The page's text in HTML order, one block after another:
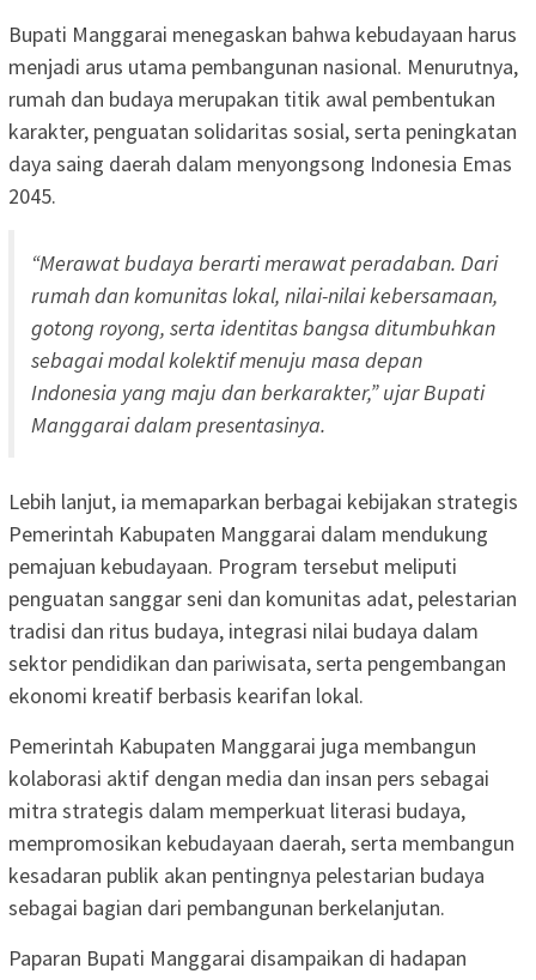
Bupati Manggarai menegaskan bahwa kebudayaan harus
menjadi arus utama pembangunan nasional. Menurutnya,
rumah dan budaya merupakan titik awal pembentukan
karakter, penguatan solidaritas sosial, serta peningkatan
daya saing daerah dalam menyongsong Indonesia Emas
2045.
“Merawat budaya berarti merawat peradaban. Dari
rumah dan komunitas lokal, nilai-nilai kebersamaan,
gotong royong, serta identitas bangsa ditumbuhkan
sebagai modal kolektif menuju masa depan
Indonesia yang maju dan berkarakter,” ujar Bupati
Manggarai dalam presentasinya.
Lebih lanjut, ia memaparkan berbagai kebijakan strategis
Pemerintah Kabupaten Manggarai dalam mendukung
pemajuan kebudayaan. Program tersebut meliputi
penguatan sanggar seni dan komunitas adat, pelestarian
tradisi dan ritus budaya, integrasi nilai budaya dalam
sektor pendidikan dan pariwisata, serta pengembangan
ekonomi kreatif berbasis kearifan lokal.
Pemerintah Kabupaten Manggarai juga membangun
kolaborasi aktif dengan media dan insan pers sebagai
mitra strategis dalam memperkuat literasi budaya,
mempromosikan kebudayaan daerah, serta membangun
kesadaran publik akan pentingnya pelestarian budaya
sebagai bagian dari pembangunan berkelanjutan.
Paparan Bupati Manggarai disampaikan di hadapan